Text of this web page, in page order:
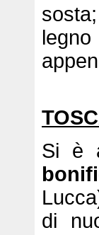
Si è
di